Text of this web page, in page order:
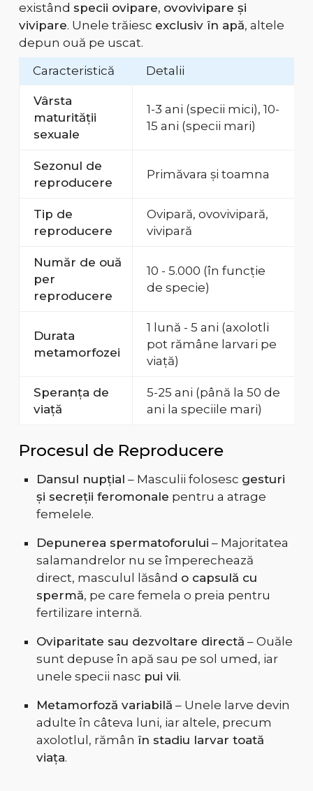
existând specii ovipare, ovovivipare și
vivipare. Unele trăiesc exclusiv în apă, altele
depun ouă pe uscat.
Caracteristică
Detalii
Vârsta
maturității
sexuale
1-3 ani (specii mici), 10-
15 ani (specii mari)
Sezonul de
reproducere
Primăvara și toamna
Tip de
reproducere
Ovipară, ovovivipară,
vivipară
Număr de ouă
per
reproducere
10 - 5.000 (în funcție
de specie)
Durata
metamorfozei
1 lună - 5 ani (axolotli
pot rămâne larvari pe
viață)
Speranța de
viață
5-25 ani (până la 50 de
ani la speciile mari)
Procesul de Reproducere
Dansul nupțial – Masculii folosesc gesturi
și secreții feromonale pentru a atrage
femelele.
Depunerea spermatoforului – Majoritatea
salamandrelor nu se împerechează
direct, masculul lăsând o capsulă cu
spermă, pe care femela o preia pentru
fertilizare internă.
Oviparitate sau dezvoltare directă – Ouăle
sunt depuse în apă sau pe sol umed, iar
unele specii nasc pui vii.
Metamorfoză variabilă – Unele larve devin
adulte în câteva luni, iar altele, precum
axolotlul, rămân în stadiu larvar toată
viața.